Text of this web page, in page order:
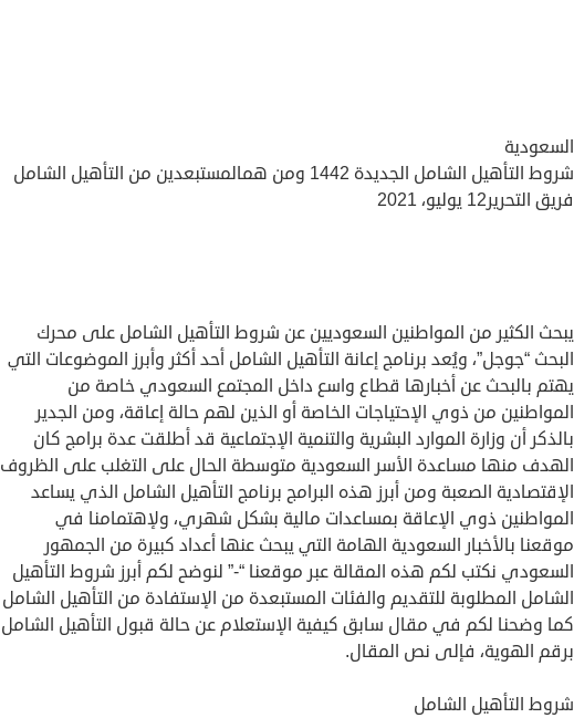
السعودية
شروط التأهيل الشامل الجديدة 1442 ومن همالمستبعدين من التأهيل الشامل
فريق التحرير12 يوليو، 2021
يبحث الكثير من المواطنين السعوديين عن شروط التأهيل الشامل على محرك
البحث “جوجل”، ويُعد برنامج إعانة التأهيل الشامل أحد أكثر وأبرز الموضوعات التي
يهتم بالبحث عن أخبارها قطاع واسع داخل المجتمع السعودي خاصة من
المواطنين من ذوي الإحتياجات الخاصة أو الذين لهم حالة إعاقة، ومن الجدير
بالذكر أن وزارة الموارد البشرية والتنمية الإجتماعية قد أطلقت عدة برامج كان
الهدف منها مساعدة الأسر السعودية متوسطة الحال على التغلب على الظروف
الإقتصادية الصعبة ومن أبرز هذه البرامج برنامج التأهيل الشامل الذي يساعد
المواطنين ذوي الإعاقة بمساعدات مالية بشكل شهري، ولإهتمامنا في
موقعنا بالأخبار السعودية الهامة التي يبحث عنها أعداد كبيرة من الجمهور
السعودي نكتب لكم هذه المقالة عبر موقعنا “-” لنوضح لكم أبرز شروط التأهيل
الشامل المطلوبة للتقديم والفئات المستبعدة من الإستفادة من التأهيل الشامل
كما وضحنا لكم في مقال سابق كيفية الإستعلام عن حالة قبول التأهيل الشامل
برقم الهوية، فإلى نص المقال.
شروط التأهيل الشامل